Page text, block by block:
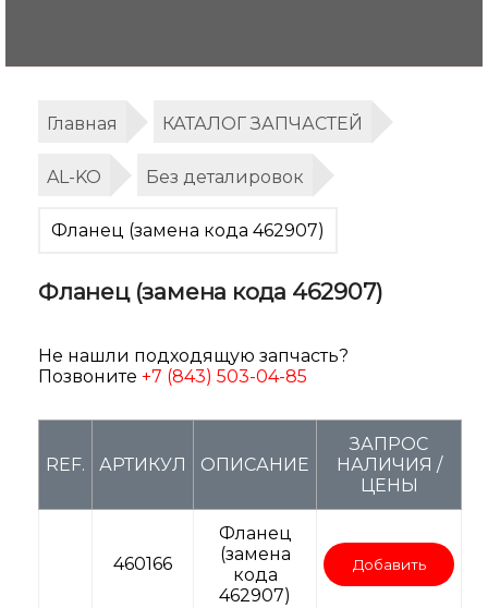
Главная КАТАЛОГ ЗАПЧАСТЕЙ
AL-KO Без деталировок
Фланец (замена кода 462907)
Фланец (замена кода 462907)
Не нашли подходящую запчасть?
Позвоните +7 (843) 503-04-85
REF. АРТИКУЛ ОПИСАНИЕ
ЗАПРОС
НАЛИЧИЯ /
ЦЕНЫ
460166
Фланец
(замена
кода
462907)
Добавить